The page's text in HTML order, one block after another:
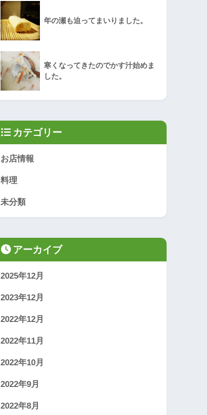
年の瀬も迫ってまいりました。
寒くなってきたのでかす汁始めま
した。
カテゴリー
お店情報
料理
未分類
アーカイブ
2025年12月
2023年12月
2022年12月
2022年11月
2022年10月
2022年9月
2022年8月